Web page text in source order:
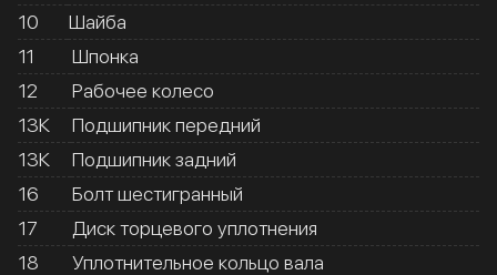
10
Шайба
11
Шпонка
12
Рабочее колесо
13К
Подшипник передний
13К
Подшипник задний
16
Болт шестигранный
17
Диск торцевого уплотнения
18
Уплотнительное кольцо вала